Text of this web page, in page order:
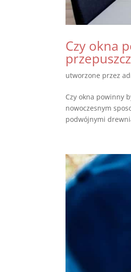
Czy okna
utworzone przez
Czy okna powinny
nowoczesnym
podwójnymi